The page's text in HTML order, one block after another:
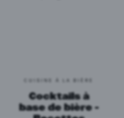
Cocktails à
base de bière -